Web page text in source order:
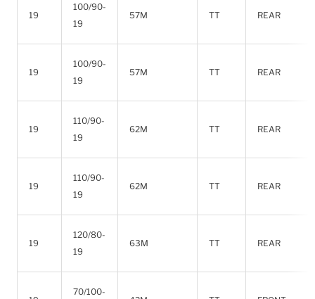
19
100/90-
19
57M TT REAR
19
100/90-
19
57M TT REAR
19
110/90-
19
62M TT REAR
19
110/90-
19
62M TT REAR
19
120/80-
19
63M TT REAR
70/100-